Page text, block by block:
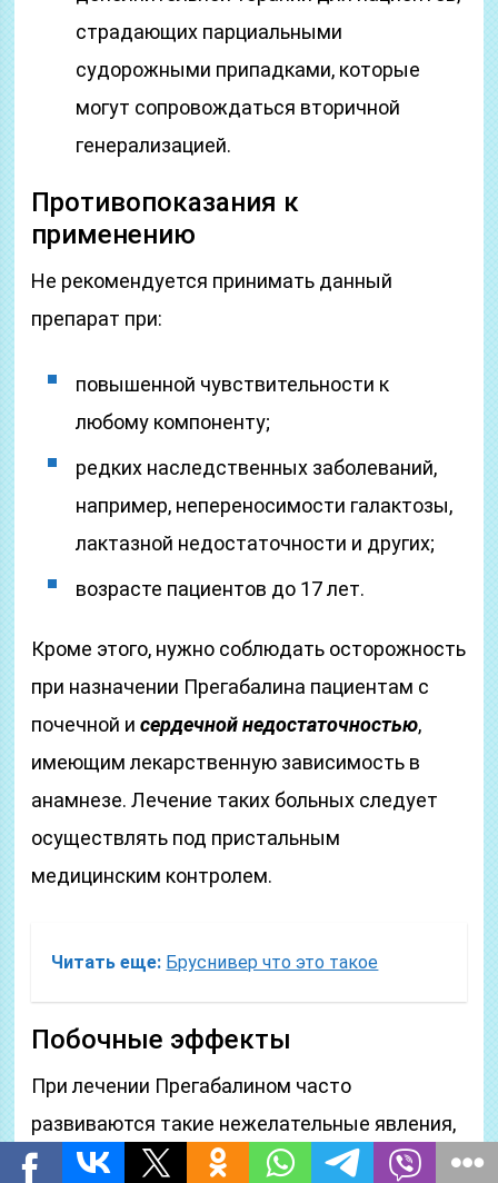
страдающих парциальными
судорожными припадками, которые
могут сопровождаться вторичной
генерализацией.
Противопоказания к
применению
Не рекомендуется принимать данный
препарат при:
повышенной чувствительности к
любому компоненту;
редких наследственных заболеваний,
например, непереносимости галактозы,
лактазной недостаточности и других;
возрасте пациентов до 17 лет.
Кроме этого, нужно соблюдать осторожность
при назначении Прегабалина пациентам с
почечной исердечной недостаточностью,
имеющим лекарственную зависимость в
анамнезе. Лечение таких больных следует
осуществлять под пристальным
медицинским контролем.
Читать еще: Бруснивер что это такое
Побочные эффекты
При лечении Прегабалином часто
развиваются такие нежелательные явления,
как
головокружениеи сонливость. Обычно